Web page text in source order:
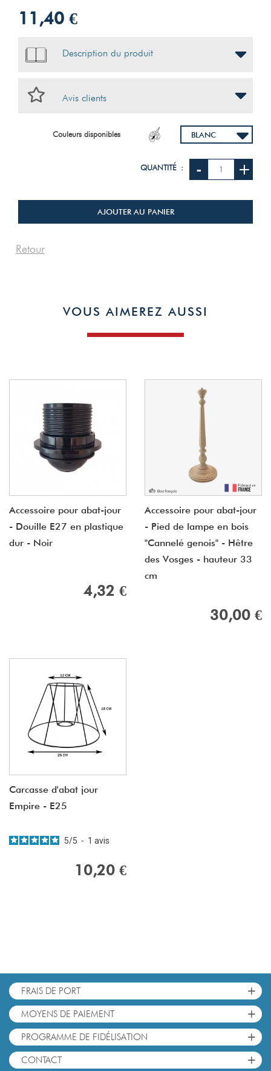
11,40 €
Description du produit
Avis clients
Couleurs disponibles
QUANTITÉ : - +
AJOUTER AU PANIER
Retour
VOUS AIMEREZ AUSSI
Accessoire pour abat-jour
- Douille E27 en plastique
dur - Noir
4,32 €
Accessoire pour abat-jour
- Pied de lampe en bois
"Cannelé genois" - Hêtre
des Vosges - hauteur 33
cm
30,00 €
Carcasse d'abat jour
Empire - E25
5/5 - 1 avis
10,20 €
FRAIS DE PORT +
MOYENS DE PAIEMENT +
PROGRAMME DE FIDÉLISATION +
CONTACT +